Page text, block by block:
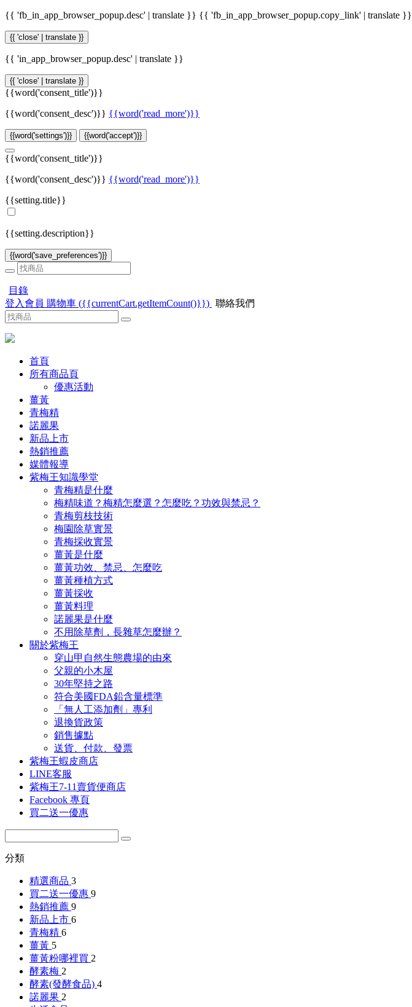
{{ 'fb_in_app_browser_popup.desc' | translate }} {{ 'fb_in_app_browser_popup.copy_link' | translate }}
{{ 'close' | translate }}
{{ 'in_app_browser_popup.desc' | translate }}
{{ 'close' | translate }}
{{word('consent_title')}}
{{word('consent_desc')}} {{word('read_more')}}
{{word('settings')}} {{word('accept')}}
{{word('consent_title')}}
{{word('consent_desc')}} {{word('read_more')}}
{{setting.title}}
{{setting.description}}
{{word('save_preferences')}}
目錄
登入會員 購物車 ({{currentCart.getItemCount()}}) 聯絡我們
首頁
所有商品頁
優惠活動
薑黃
青梅精
諾麗果
新品上市
熱銷推薦
媒體報導
紫梅王知識學堂
青梅精是什麼
梅精味道？梅精怎麼選？怎麼吃？功效與禁忌？
青梅剪枝技術
梅園除草實景
青梅採收實景
薑黃是什麼
薑黃功效、禁忌、怎麼吃
薑黃種植方式
薑黃採收
薑黃料理
諾麗果是什麼
不用除草劑，長雜草怎麼辦？
關於紫梅王
穿山甲自然生態農場的由來
父親的小木屋
30年堅持之路
符合美國FDA鉛含量標準
「無人工添加劑」專利
退換貨政策
銷售據點
送貨、付款、發票
紫梅王蝦皮商店
LINE客服
紫梅王7-11賣貨便商店
Facebook 專頁
買二送一優惠
分類
精選商品 3
買二送一優惠 9
熱銷推薦 9
新品上市 6
青梅精 6
薑黃 5
薑黃粉哪裡買 2
酵素梅 2
酵素(發酵食品) 4
諾麗果 2